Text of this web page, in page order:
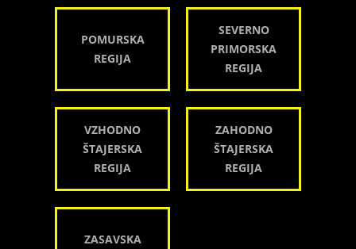
POMURSKA
REGIJA
SEVERNO
PRIMORSKA
REGIJA
VZHODNO
ŠTAJERSKA
REGIJA
ZAHODNO
ŠTAJERSKA
REGIJA
ZASAVSKA